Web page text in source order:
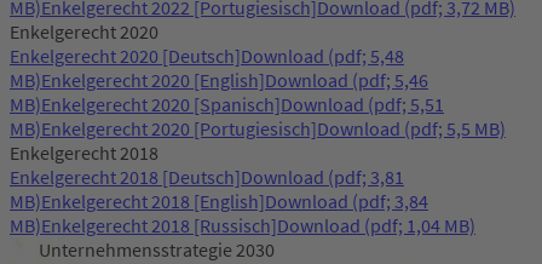
MB)Enkelgerecht 2022 [Portugiesisch]Download (pdf; 3,72 MB)
Enkelgerecht 2020
Enkelgerecht 2020 [Deutsch]Download (pdf; 5,48
MB)Enkelgerecht 2020 [English]Download (pdf; 5,46
MB)Enkelgerecht 2020 [Spanisch]Download (pdf; 5,51
MB)Enkelgerecht 2020 [Portugiesisch]Download (pdf; 5,5 MB)
Enkelgerecht 2018
Enkelgerecht 2018 [Deutsch]Download (pdf; 3,81
MB)Enkelgerecht 2018 [English]Download (pdf; 3,84
MB)Enkelgerecht 2018 [Russisch]Download (pdf; 1,04 MB)
Unternehmensstrategie 2030